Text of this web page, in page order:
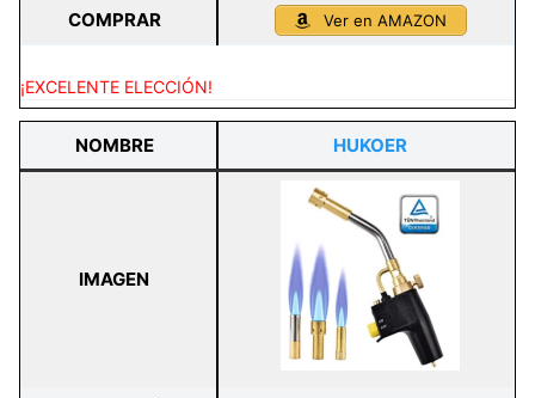
COMPRAR Ver en AMAZON
¡EXCELENTE ELECCIÓN!
NOMBRE HUKOER
IMAGEN